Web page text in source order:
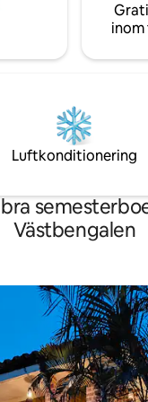
Luftkonditionering
Västbengalen